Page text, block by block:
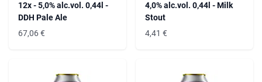
12x - 5,0% alc.vol. 0,44l -
DDH Pale Ale
67,06€
4,0% alc.vol. 0,44l - Milk
Stout
4,41 €